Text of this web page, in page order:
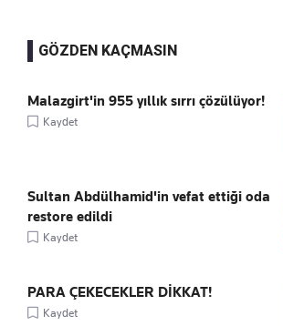
GÖZDEN KAÇMASIN
Malazgirt'in 955 yıllık sırrı çözülüyor!
Kaydet
Sultan Abdülhamid'in vefat ettiği oda
restore edildi
Kaydet
PARA ÇEKECEKLER DİKKAT!
Kaydet